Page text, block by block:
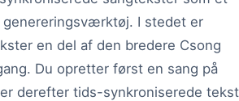
I stedet er
en del af den bredere Csong
Du opretter først en sang på
derefter tids-synkroniserede